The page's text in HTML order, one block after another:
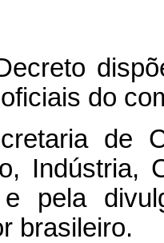
do
de
Indústria,
pela
brasileiro.